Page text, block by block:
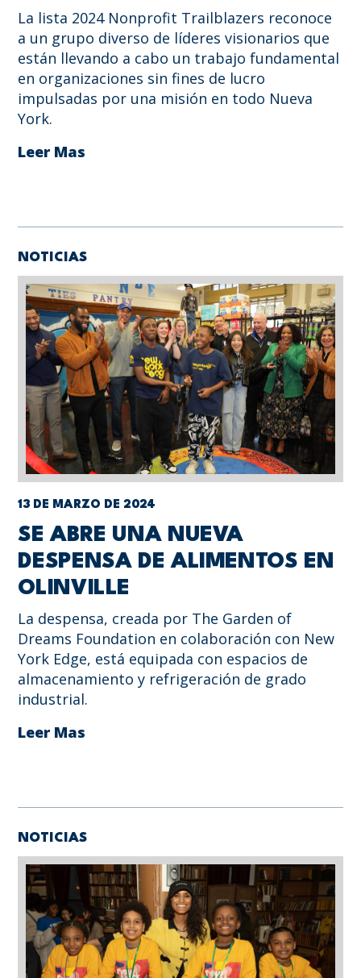
La lista 2024 Nonprofit Trailblazers reconoce
a un grupo diverso de líderes visionarios que
están llevando a cabo un trabajo fundamental
en organizaciones sin fines de lucro
impulsadas por una misión en todo Nueva
York.
Leer Mas
NOTICIAS
13 DE MARZO DE 2024
SE ABRE UNA NUEVA
DESPENSA DE ALIMENTOS EN
OLINVILLE
La despensa, creada por The Garden of
Dreams Foundation en colaboración con New
York Edge, está equipada con espacios de
almacenamiento y refrigeración de grado
industrial.
Leer Mas
NOTICIAS